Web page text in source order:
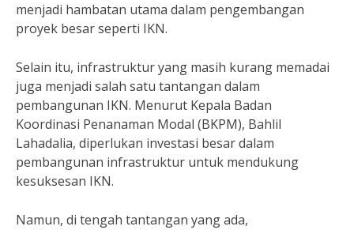
menjadi hambatan utama dalam pengembangan
proyek besar seperti IKN.
Selain itu, infrastruktur yang masih kurang memadai
juga menjadi salah satu tantangan dalam
pembangunan IKN. Menurut Kepala Badan
Koordinasi Penanaman Modal (BKPM), Bahlil
Lahadalia, diperlukan investasi besar dalam
pembangunan infrastruktur untuk mendukung
kesuksesan IKN.
Namun, di tengah tantangan yang ada,